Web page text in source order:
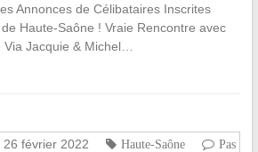
Annonces de Célibataires Inscrites
Haute-Saône ! Vraie Rencontre avec
Jacquie & Michel…
26 février 2022 Haute-Saône
Pas